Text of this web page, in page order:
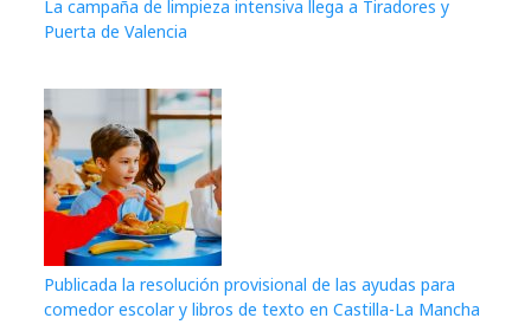
La campaña de limpieza intensiva llega a Tiradores y
Puerta de Valencia
Publicada la resolución provisional de las ayudas para
comedor escolar y libros de texto en Castilla-La Mancha